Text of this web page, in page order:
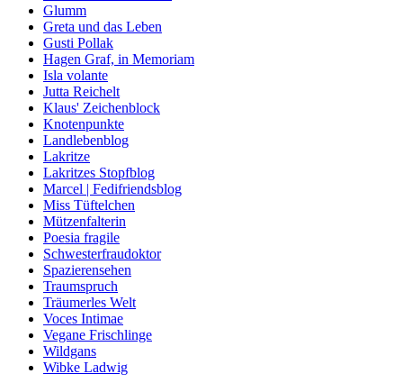
Glumm
Greta und das Leben
Gusti Pollak
Hagen Graf, in Memoriam
Isla volante
Jutta Reichelt
Klaus' Zeichenblock
Knotenpunkte
Landlebenblog
Lakritze
Lakritzes Stopfblog
Marcel | Fedifriendsblog
Miss Tüftelchen
Mützenfalterin
Poesia fragile
Schwesterfraudoktor
Spazierensehen
Traumspruch
Träumerles Welt
Voces Intimae
Vegane Frischlinge
Wildgans
Wibke Ladwig